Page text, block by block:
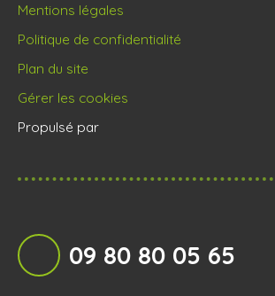
Mentions légales
Politique de confidentialité
Plan du site
Gérer les cookies
Propulsé par
09 80 80 05 65